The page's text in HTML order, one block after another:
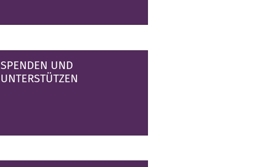
SPENDEN UND
UNTERSTÜTZEN